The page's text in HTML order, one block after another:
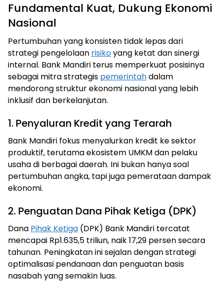
Fundamental Kuat, Dukung Ekonomi
Nasional
Pertumbuhan yang konsisten tidak lepas dari
strategi pengelolaan risikoyang ketat dan sinergi
internal. Bank Mandiri terus memperkuat posisinya
sebagai mitra strategis pemerintahdalam
mendorong struktur ekonomi nasional yang lebih
inklusif dan berkelanjutan.
1. Penyaluran Kredit yang Terarah
Bank Mandiri fokus menyalurkan kredit ke sektor
produktif, terutama ekosistem UMKM dan pelaku
usaha di berbagai daerah. Ini bukan hanya soal
pertumbuhan angka, tapi juga pemerataan dampak
ekonomi.
2. Penguatan Dana Pihak Ketiga (DPK)
Dana Pihak Ketiga (DPK) Bank Mandiri tercatat
mencapai Rp1.635,5 triliun, naik 17,29 persen secara
tahunan. Peningkatan ini sejalan dengan strategi
optimalisasi pendanaan dan penguatan basis
nasabah yang semakin luas.